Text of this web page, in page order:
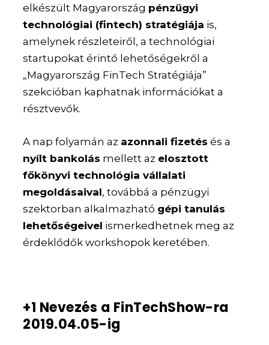
elkészült Magyarország pénzügyi
technológiai (fintech) stratégiája is,
amelynek részleteiről, a technológiai
startupokat érintő lehetőségekről a
„Magyarország FinTech Stratégiája”
szekcióban kaphatnak információkat a
résztvevők.
A nap folyamán az azonnali fizetés és a
nyílt bankolás mellett az elosztott
főkönyvi technológia vállalati
megoldásaival, továbbá a pénzügyi
szektorban alkalmazható gépi tanulás
lehetőségeivel ismerkedhetnek meg az
érdeklődők workshopok keretében.
+1 Nevezés a FinTechShow-ra
2019.04.05-ig